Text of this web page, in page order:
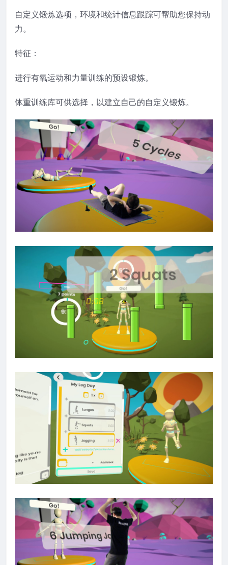
自定义锻炼选项，环境和统计信息跟踪可帮助您保持动
力。
特征：
进行有氧运动和力量训练的预设锻炼。
体重训练库可供选择，以建立自己的自定义锻炼。